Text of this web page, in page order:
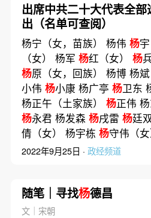
出席中共二十大代表全部
出（名单可查阅）
杨宁（女，苗族） 杨伟 杨宇
（女） 杨军 杨红（女） 杨
杨原（女，回族） 杨博 杨
小伟 杨小康 杨广亭 杨卫东
杨正午（土家族） 杨正伟
杨永君 杨发森 杨戌雷 杨廷
倩（女） 杨宇栋 杨守伟（
2022年9月25日 · 政经频道
随笔｜寻找杨德昌
文｜宋朝